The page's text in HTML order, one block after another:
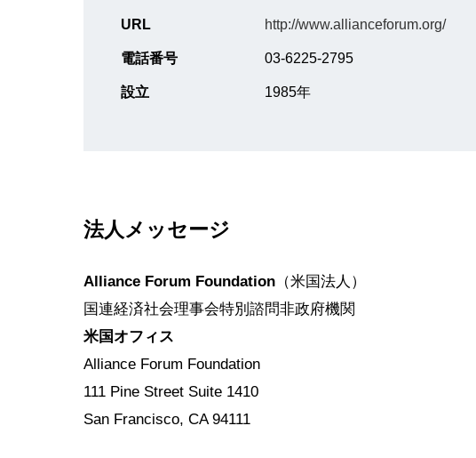
URL http://www.allianceforum.org/
電話番号 03-6225-2795
設立 1985年
法人メッセージ
Alliance Forum Foundation （米国法人）
国連経済社会理事会特別諮問非政府機関
米国オフィス
Alliance Forum Foundation
111 Pine Street Suite 1410
San Francisco, CA 94111